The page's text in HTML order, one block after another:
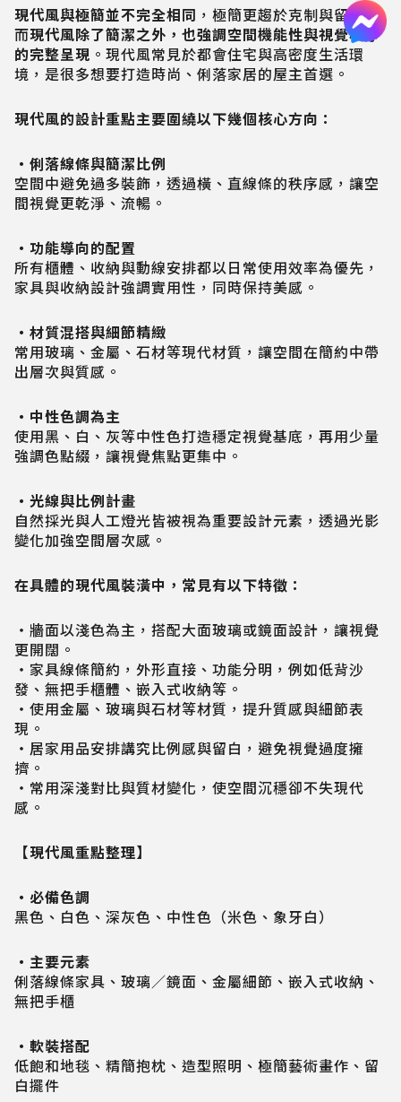
現代風與極簡並不完全相同 ，極簡更趨於克制與留白；
而現代風除了簡潔之外，也強調空間機能性與視覺秩序
的完整呈現 。現代風常見於都會住宅與高密度生活環
境，是很多想要打造時尚、俐落家居的屋主首選。
現代風的設計重點主要圍繞以下幾個核心方向：
・俐落線條與簡潔比例
空間中避免過多裝飾，透過橫、直線條的秩序感，讓空
間視覺更乾淨、流暢。
・功能導向的配置
所有櫃體、收納與動線安排都以日常使用效率為優先，
家具與收納設計強調實用性，同時保持美感。
・材質混搭與細節精緻
常用玻璃、金屬、石材等現代材質，讓空間在簡約中帶
出層次與質感。
・中性色調為主
使用黑、白、灰等中性色打造穩定視覺基底，再用少量
強調色點綴，讓視覺焦點更集中。
・光線與比例計畫
自然採光與人工燈光皆被視為重要設計元素，透過光影
變化加強空間層次感。
在具體的現代風裝潢中，常見有以下特徵：
・牆面以淺色為主，搭配大面玻璃或鏡面設計，讓視覺
更開闊。
・家具線條簡約，外形直接、功能分明，例如低背沙
發、無把手櫃體、嵌入式收納等。
・使用金屬、玻璃與石材等材質，提升質感與細節表
現。
・居家用品安排講究比例感與留白，避免視覺過度擁
擠。
・常用深淺對比與質材變化，使空間沉穩卻不失現代
感。
【現代風重點整理】
・必備色調
黑色、白色、深灰色、中性色（米色、象牙白）
・主要元素
俐落線條家具、玻璃／鏡面、金屬細節、嵌入式收納、
無把手櫃
・軟裝搭配
低飽和地毯、精簡抱枕、造型照明、極簡藝術畫作、留
白擺件